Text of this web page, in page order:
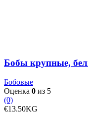
Бобы крупные,
Бобовые
Оценка 0 из 5
(0)
€13.50KG